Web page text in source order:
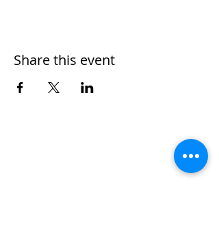
Share this event